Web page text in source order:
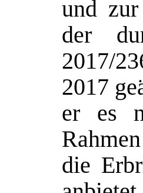
und
der
2017/
2017
er es
die